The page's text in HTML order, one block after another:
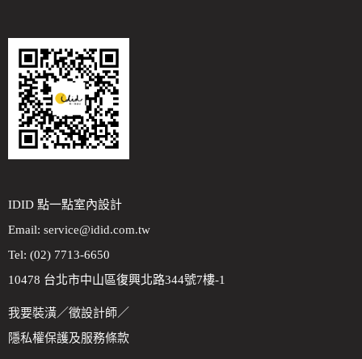
IDID 點一點室內設計
Email: service@idid.com.tw
Tel: (02) 7713-6650
10478 台北市中山區復興北路344號7樓-1
我要裝潢／徵設計師／
隱私權保護及服務條款